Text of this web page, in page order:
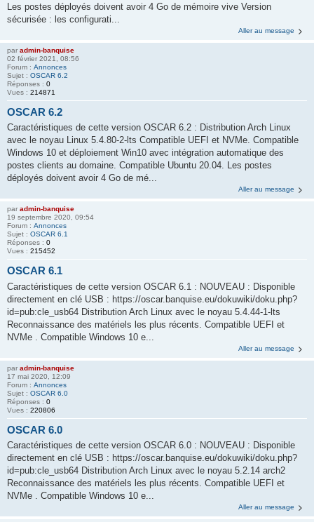
Les postes déployés doivent avoir 4 Go de mémoire vive Version
sécurisée : les configurati...
Aller au message
par admin-banquise
02 février 2021, 08:56
Forum : Annonces
Sujet : OSCAR 6.2
Réponses : 0
Vues : 214871
OSCAR 6.2
Caractéristiques de cette version OSCAR 6.2 : Distribution Arch Linux
avec le noyau Linux 5.4.80-2-lts Compatible UEFI et NVMe. Compatible
Windows 10 et déploiement Win10 avec intégration automatique des
postes clients au domaine. Compatible Ubuntu 20.04. Les postes
déployés doivent avoir 4 Go de mé...
Aller au message
par admin-banquise
19 septembre 2020, 09:54
Forum : Annonces
Sujet : OSCAR 6.1
Réponses : 0
Vues : 215452
OSCAR 6.1
Caractéristiques de cette version OSCAR 6.1 : NOUVEAU : Disponible
directement en clé USB : https://oscar.banquise.eu/dokuwiki/doku.php?
id=pub:cle_usb64 Distribution Arch Linux avec le noyau 5.4.44-1-lts
Reconnaissance des matériels les plus récents. Compatible UEFI et
NVMe . Compatible Windows 10 e...
Aller au message
par admin-banquise
17 mai 2020, 12:09
Forum : Annonces
Sujet : OSCAR 6.0
Réponses : 0
Vues : 220806
OSCAR 6.0
Caractéristiques de cette version OSCAR 6.0 : NOUVEAU : Disponible
directement en clé USB : https://oscar.banquise.eu/dokuwiki/doku.php?
id=pub:cle_usb64 Distribution Arch Linux avec le noyau 5.2.14 arch2
Reconnaissance des matériels les plus récents. Compatible UEFI et
NVMe . Compatible Windows 10 e...
Aller au message